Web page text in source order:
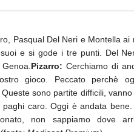
Pasqual Del Neri e Montella
e si gode i tre punti. Del
Pizarro: Cerchiamo di
gioco. Peccato perchè
sono partite difficili,
caro. Oggi è andata
non sappiamo dove